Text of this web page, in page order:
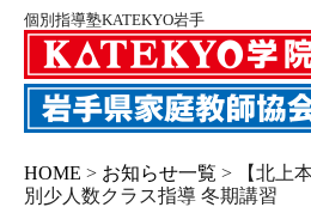
個別指導塾KATEKYO岩手
HOME > お知らせ一覧 >
【北上
別少人数クラス指導 冬期講習